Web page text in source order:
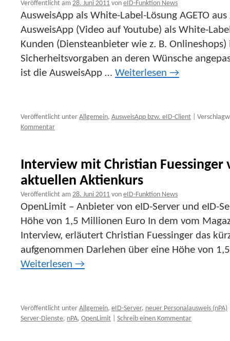
Veröffentlicht am 28. Juni 2011 von eID-Funktion News
AusweisApp als White-Label-Lösung AGETO
AusweisApp (Video auf Youtube) als White-
Kunden (Diensteanbieter wie z. B.
Sicherheitsvorgaben an deren Wünsche
ist die AusweisApp … Weiterlesen →
Veröffentlicht unter Allgemein, AusweisApp bzw. eID-Client
Kommentar
Interview mit Christian Fuessinger
aktuellen Aktienkurs
Veröffentlicht am 28. Juni 2011 von eID-Funktion News
OpenLimit – Anbieter von eID-Server und eID-
Höhe von 1,5 Millionen Euro In dem vom
Interview, erläutert Christian Fuessinger das
aufgenommen Darlehen über eine Höhe von
Weiterlesen →
Veröffentlicht unter Allgemein, eID-Server, neuer Personalausweis (nPA)
Server-Dienste, nPA, OpenLimit Schreib einen Kommentar